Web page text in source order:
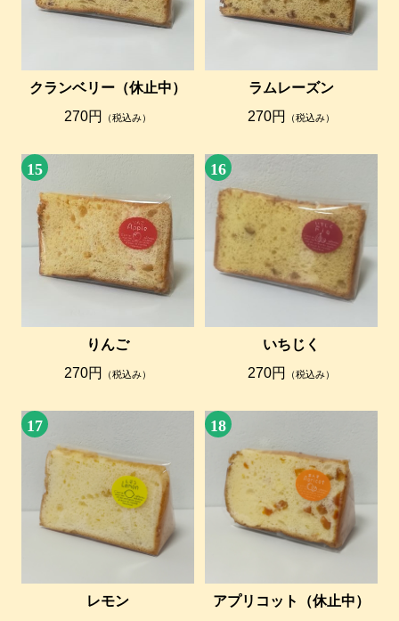
クランベリー（休止中）
270円
（税込み）
ラムレーズン
270円
（税込み）
15
りんご
270円
（税込み）
16
いちじく
270円
（税込み）
17
レモン
18
アプリコット（休止中）